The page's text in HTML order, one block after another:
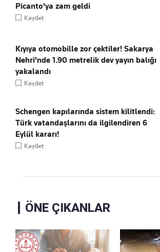
Picanto'ya zam geldi
Kaydet
Kıyıya otomobille zor çektiler! Sakarya
Nehri'nde 1.90 metrelik dev yayın balığı
yakalandı
Kaydet
Schengen kapılarında sistem kilitlendi:
Türk vatandaşlarını da ilgilendiren 6
Eylül kararı!
Kaydet
ÖNE ÇIKANLAR